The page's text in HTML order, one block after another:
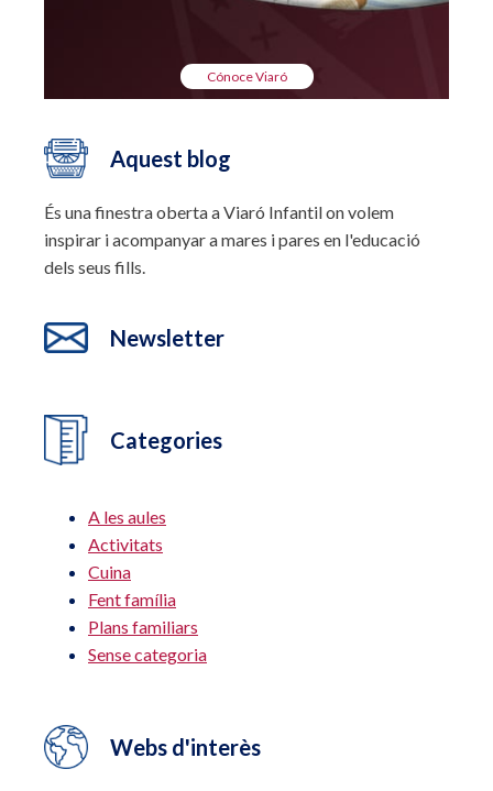
Cónoce Viaró
Aquest blog
És una finestra oberta a Viaró Infantil on volem
inspirar i acompanyar a mares i pares en l'educació
dels seus fills.
Newsletter
Categories
A les aules
Activitats
Cuina
Fent família
Plans familiars
Sense categoria
Webs d'interès